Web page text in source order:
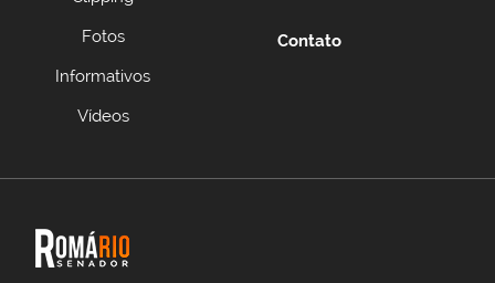
Fotos
Informativos
Vídeos
Contato